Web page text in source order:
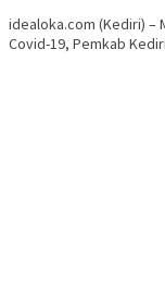
idealoka.com (Kediri) –
Covid-19, Pemkab